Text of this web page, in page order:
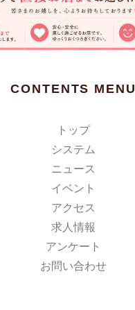
CONTENTS MENU
トップ
システム
ニュース
イベント
アクセス
求人情報
アンケート
お問い合わせ